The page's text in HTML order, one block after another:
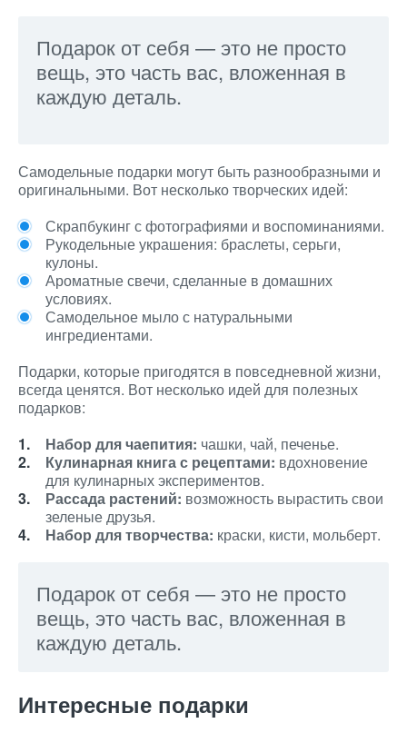
Подарок от себя — это не просто
вещь, это часть вас, вложенная в
каждую деталь.
Самодельные подарки могут быть разнообразными и
оригинальными. Вот несколько творческих идей:
Скрапбукинг с фотографиями и воспоминаниями.
Рукодельные украшения: браслеты, серьги,
кулоны.
Ароматные свечи, сделанные в домашних
условиях.
Самодельное мыло с натуральными
ингредиентами.
Подарки, которые пригодятся в повседневной жизни,
всегда ценятся. Вот несколько идей для полезных
подарков:
Набор для чаепития: чашки, чай, печенье.
Кулинарная книга с рецептами: вдохновение
для кулинарных экспериментов.
Рассада растений: возможность вырастить свои
зеленые друзья.
Набор для творчества: краски, кисти, мольберт.
Подарок от себя — это не просто
вещь, это часть вас, вложенная в
каждую деталь.
Интересные подарки